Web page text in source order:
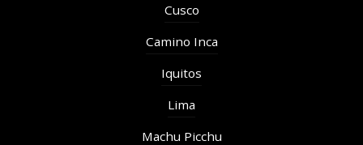
Cusco
Camino Inca
Iquitos
Lima
Machu Picchu